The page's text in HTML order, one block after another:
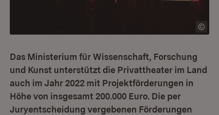
Das Ministerium für Wissenschaft, Forschung
und Kunst unterstützt die Privattheater im Land
auch im Jahr 2022 mit Projektförderungen in
Höhe von insgesamt 200.000 Euro. Die per
Juryentscheidung vergebenen Förderungen